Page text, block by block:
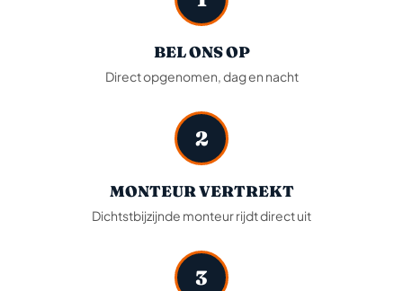
BEL ONS OP
Direct opgenomen, dag en nacht
2
MONTEUR VERTREKT
Dichtstbijzijnde monteur rijdt direct uit
3